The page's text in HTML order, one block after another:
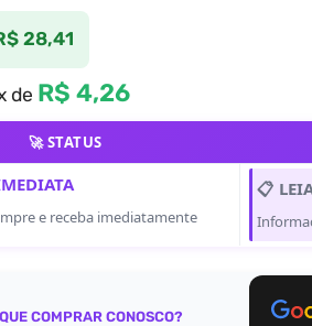
28,41
de R$ 4,26
🚀 STATUS
e receba imediatamente
📋
COMPRAR CONOSCO?